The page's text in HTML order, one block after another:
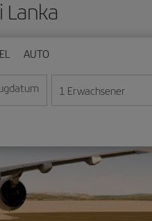
AUTO
Tag/Monat/Jahr ein
das Datum im Format Tag/Monat/
1 Erwachsener